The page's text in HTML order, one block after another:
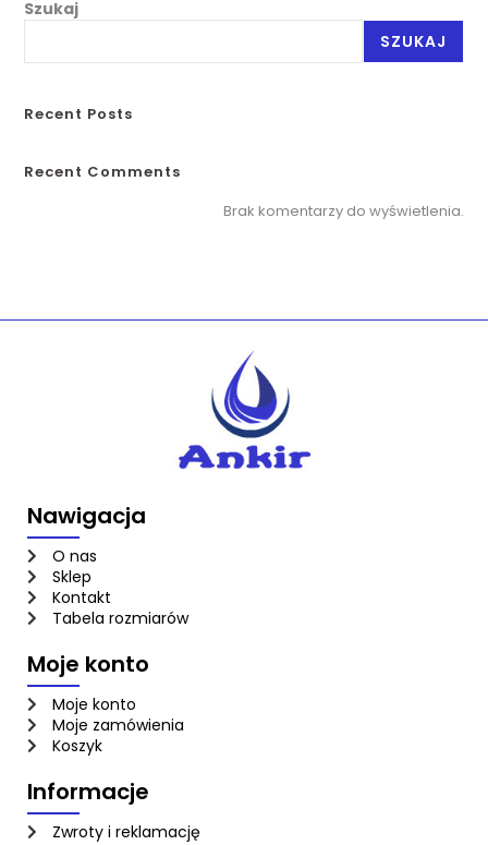
Szukaj
SZUKAJ
Recent Posts
Recent Comments
Brak komentarzy do wyświetlenia.
Nawigacja
O nas
Sklep
Kontakt
Tabela rozmiarów
Moje konto
Moje konto
Moje zamówienia
Koszyk
Informacje
Zwroty i reklamację